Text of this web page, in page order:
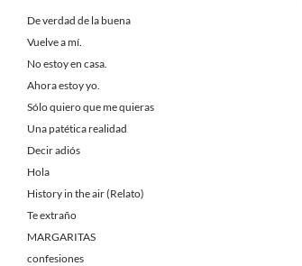
De verdad de la buena
Vuelve a mí.
No estoy en casa.
Ahora estoy yo.
Sólo quiero que me quieras
Una patética realidad
Decir adiós
Hola
History in the air (Relato)
Te extraño
MARGARITAS
confesiones